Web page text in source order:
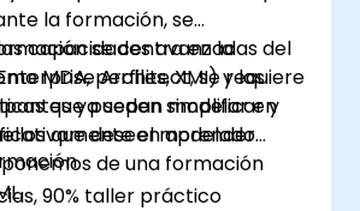
la formación, se
capacidades avanzadas del
MDA, perfiles, XMI) y las
que pueden simplificar y
el modelado.
se centra en la
Architect, se requiere
ya sepan modelar en
que deseen aprender
de una formación
90% taller práctico